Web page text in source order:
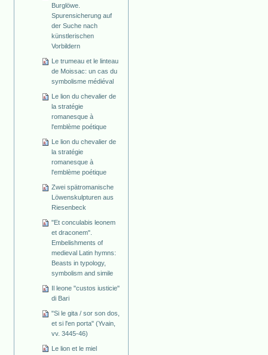
Burglöwe.
Spurensicherung auf
der Suche nach
künstlerischen
Vorbildern
Le trumeau et le linteau
de Moissac: un cas du
symbolisme médiéval
Le lion du chevalier de
la stratégie
romanesque à
l'emblème poétique
Le lion du chevalier de
la stratégie
romanesque à
l'emblème poétique
Zwei spätromanische
Löwenskulpturen aus
Riesenbeck
"Et conculabis leonem
et draconem".
Embelishments of
medieval Latin hymns:
Beasts in typology,
symbolism and simile
Il leone "custos iusticie"
di Bari
"Si le gita / sor son dos,
et si l'en porta" (Yvain,
vv. 3445-46)
Le lion et le miel